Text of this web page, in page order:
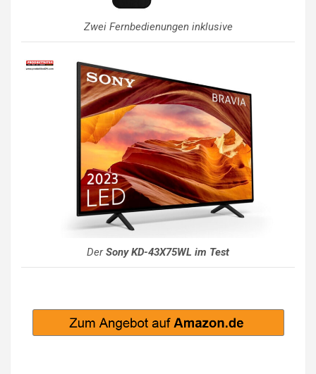
Zwei Fernbedienungen inklusive
DerSony KD-43X75WL im Test